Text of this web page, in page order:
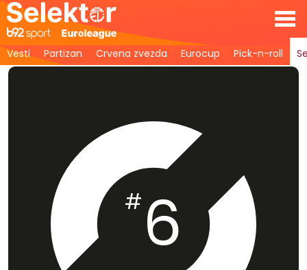
Vesti Partizan Crvena zvezda Eurocup Pick-n-roll
# 6